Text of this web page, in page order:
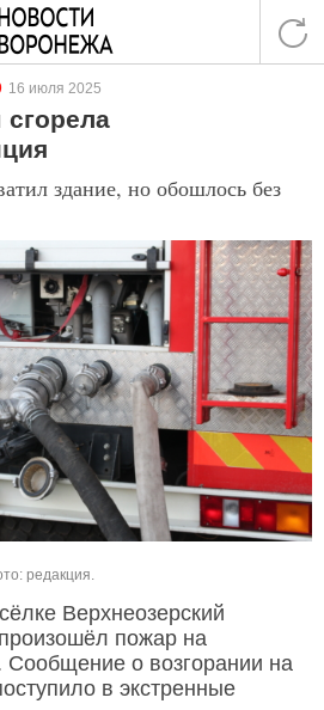
16 июля 2025
здание, но обошлось без
редакция.
Верхнеозерский
пожар на
Сообщение о возгорании на
в экстренные